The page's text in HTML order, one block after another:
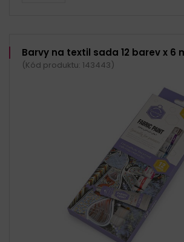
Barvy na textil sada 12 barev x 6
(Kód produktu: 143443)